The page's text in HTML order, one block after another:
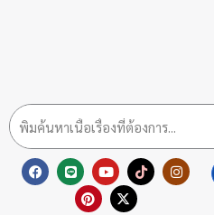
F
a
L
i
n
e
Y
o
u
t
T
i
I
n
P
n
t
X
t
w